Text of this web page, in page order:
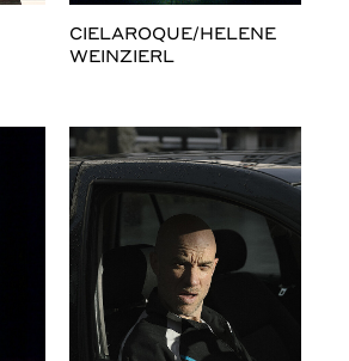
CIELAROQUE/HELENE
WEINZIERL